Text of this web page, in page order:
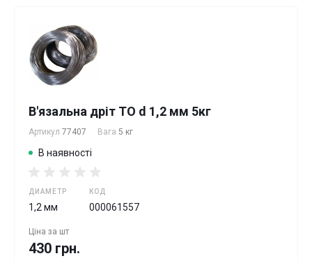
В'язальна дріт ТО d 1,2 мм 5кг
Артикул 77407 Вага 5 кг
В наявності
ДИАМЕТР
1,2 мм
КОД
000061557
Ціна за шт
430 грн.